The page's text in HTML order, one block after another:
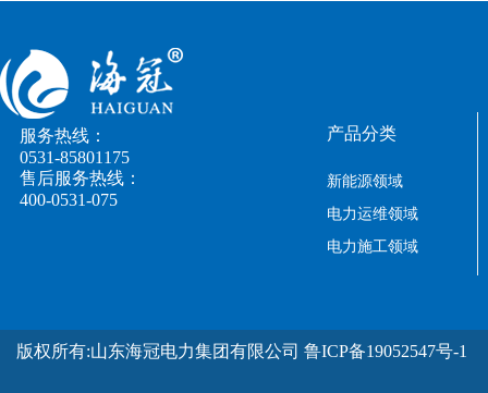
服务热线：
0531-85801175
售后服务热线：
400-0531-075
产品分类
新能源领域
电力运维领域
电力施工领域
版权所有:山东海冠电力集团有限公司 鲁ICP备19052547号-1